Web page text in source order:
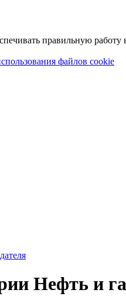
правильную работу
файлов cookie
Нефть и